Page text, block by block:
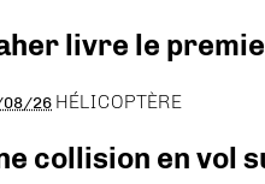
livre le
26 HÉLICOPTÈRE
collision en vol